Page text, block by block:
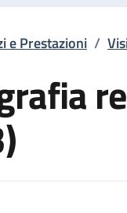
di pane
e Prestazioni /